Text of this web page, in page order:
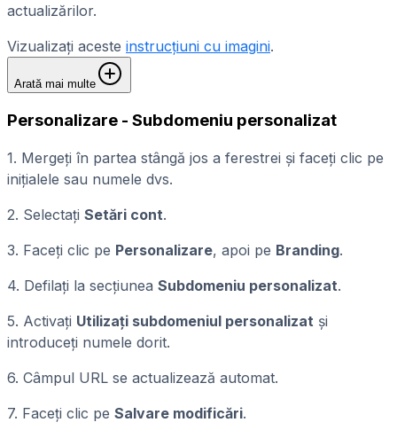
actualizărilor.
Vizualizați aceste instrucțiuni cu imagini.
Arată mai multe
Personalizare - Subdomeniu personalizat
1. Mergeți în partea stângă jos a ferestrei și faceți clic pe
inițialele sau numele dvs.
2. Selectați Setări cont.
3. Faceți clic pe Personalizare, apoi pe Branding.
4. Defilați la secțiunea Subdomeniu personalizat.
5. Activați Utilizați subdomeniul personalizat și
introduceți numele dorit.
6. Câmpul URL se actualizează automat.
7. Faceți clic pe Salvare modificări.